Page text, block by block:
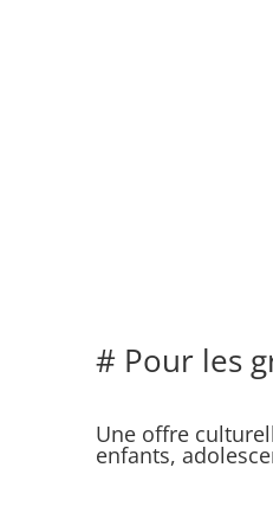
# Pour les
Une offre
enfants,